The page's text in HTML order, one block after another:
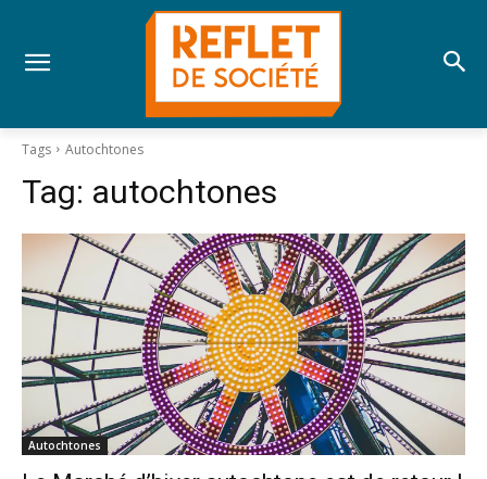
Tags Autochtones
Tag: autochtones
Autochtones